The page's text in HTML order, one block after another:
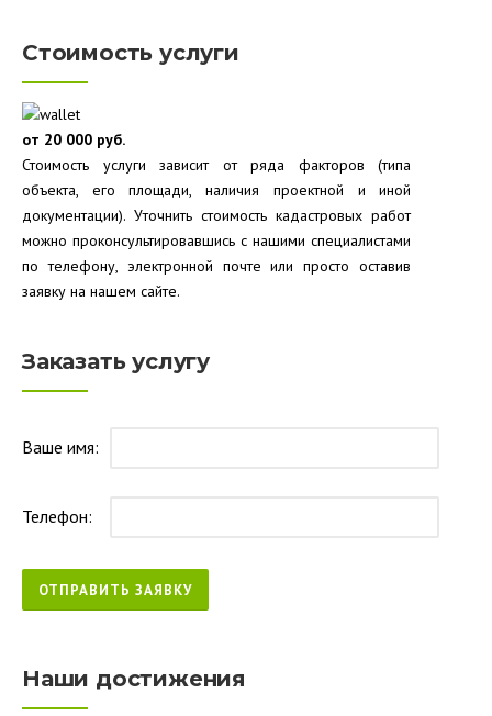
Стоимость услуги
от 20 000 руб.
Стоимость услуги зависит от ряда факторов (типа
объекта, его площади, наличия проектной и иной
документации). Уточнить стоимость кадастровых работ
можно проконсультировавшись с нашими специалистами
по телефону, электронной почте или просто оставив
заявку на нашем сайте.
Заказать услугу
Ваше имя:
Телефон:
Наши достижения